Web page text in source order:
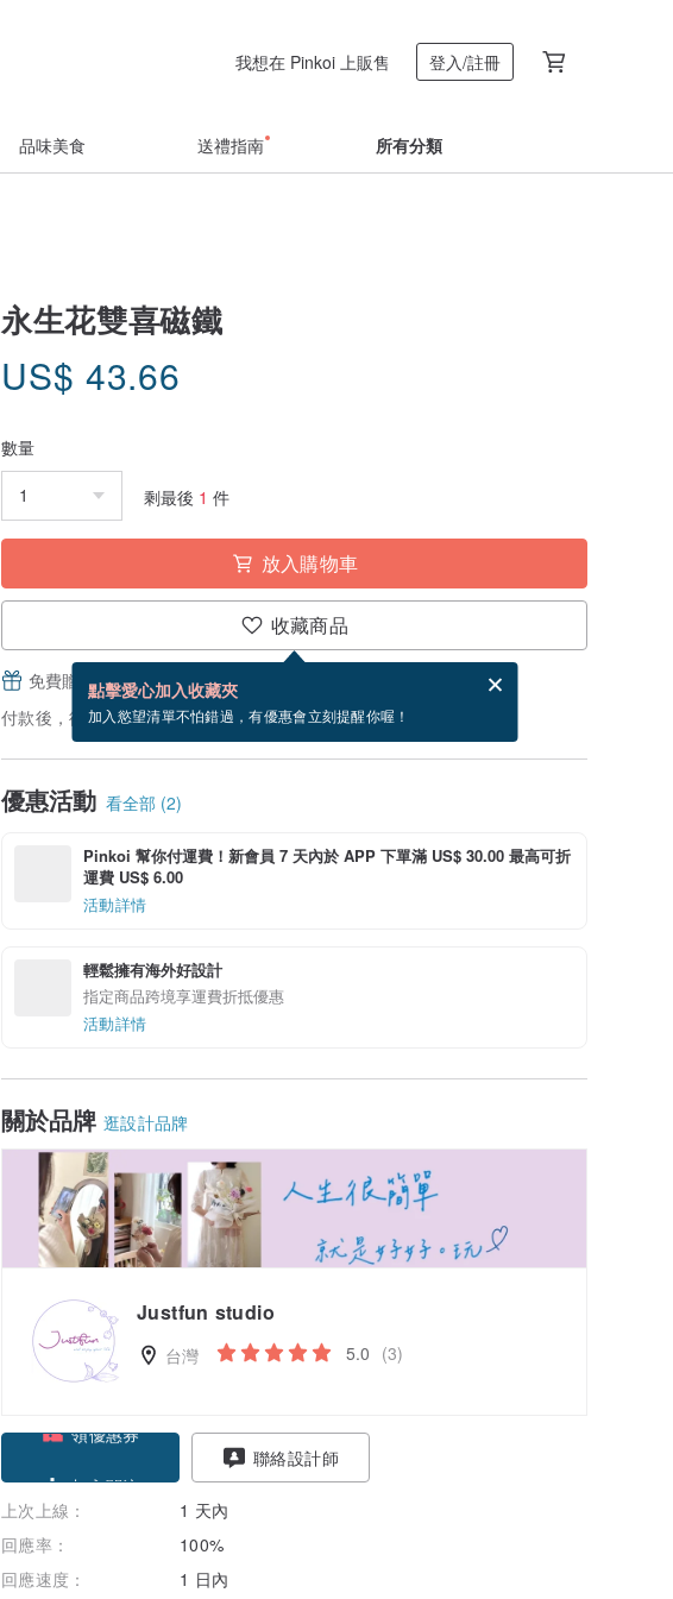
我想在 Pinkoi 上販售 登入/註冊
品味美食 送禮指南 所有分類
永生花雙喜磁鐵
US$ 43.66
數量
剩最後 1 件
放入購物車
收藏商品
點擊愛心加入收藏夾
加入慾望清單不怕錯過，有優惠會立刻提醒你喔！
免費贈送電子賀卡，結帳完成後填寫
付款後，從備貨到寄出商品為 1 個工作天。（不包含假日）
優惠活動 看全部 (2)
Pinkoi 幫你付運費！新會員 7 天內於 APP 下單滿 US$ 30.00 最高可折
運費 US$ 6.00
活動詳情
輕鬆擁有海外好設計
指定商品跨境享運費折抵優惠
活動詳情
關於品牌 逛設計品牌
Justfun studio
台灣 5.0 (3)
加入關注
聯絡設計師
上次上線：
1 天內
回應率：
100%
回應速度：
1 日內